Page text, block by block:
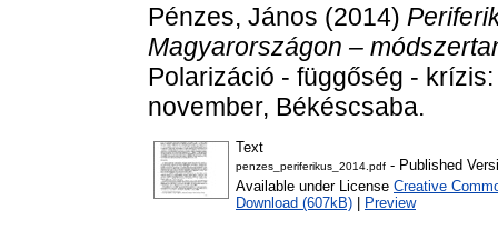
Pénzes, János (2014)
Magyarországon –
Polarizáció - függőség -
november, Békéscsaba.
Text
penzes_periferikus_2014.pdf - Published
Available under License Creative
Download (607kB)
Preview